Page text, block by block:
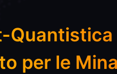
per le